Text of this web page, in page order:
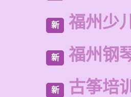
新 福州少
新 福州钢
新 古筝培